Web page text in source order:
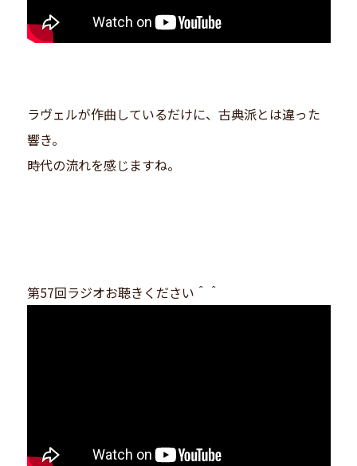
ラヴェルが作曲しているだけに、古典派とは違った
響き。
時代の流れを感じますね。
第57回ラジオお聴きください＾＾